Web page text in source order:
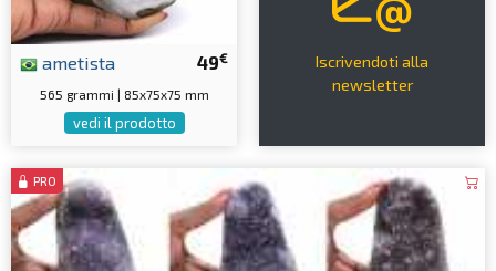
49€
ametista
565 grammi | 85x75x75 mm
vedi il prodotto
Iscrivendoti alla
newsletter
PRO